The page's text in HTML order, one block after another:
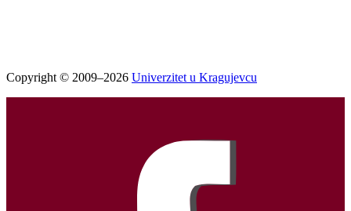
Copyright © 2009–2026 Univerzitet u Kragujevcu